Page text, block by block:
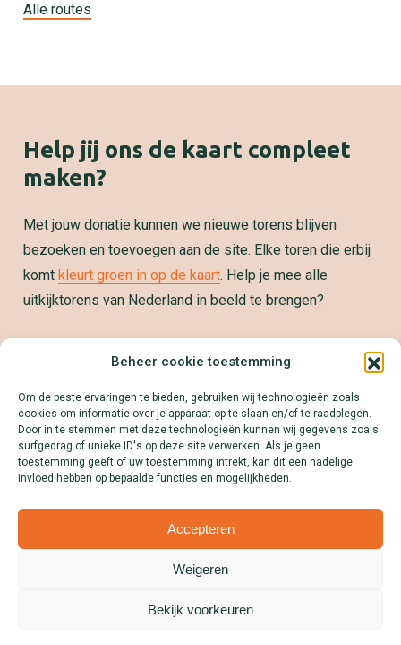
Beheer cookie toestemming
Om de beste ervaringen te bieden, gebruiken wij technologieën zoals
cookies om informatie over je apparaat op te slaan en/of te raadplegen.
Door in te stemmen met deze technologieën kunnen wij gegevens zoals
surfgedrag of unieke ID's op deze site verwerken. Als je geen
toestemming geeft of uw toestemming intrekt, kan dit een nadelige
invloed hebben op bepaalde functies en mogelijkheden.
Accepteren
Weigeren
Bekijk voorkeuren
Alle routes
Help jij ons de kaart compleet
maken?
Met jouw donatie kunnen we nieuwe torens blijven
bezoeken en toevoegen aan de site. Elke toren die erbij
komt kleurt groen in op de kaart. Help je mee alle
uitkijktorens van Nederland in beeld te brengen?
Samenwerken?
kaart! Download onze Mediakit en ontdek alle
mogelijkheden.
Lees meer
Cookies